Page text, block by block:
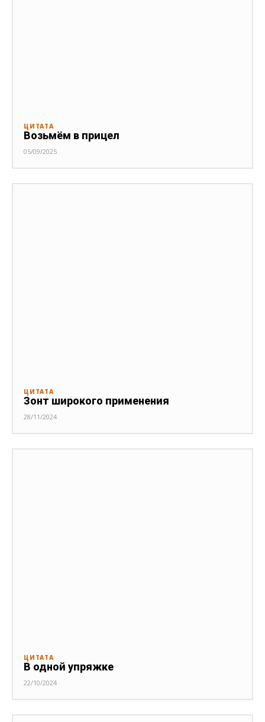
ЦИТАТА
Возьмём в прицел
05/09/2025
ЦИТАТА
Зонт широкого применения
28/11/2024
ЦИТАТА
В одной упряжке
22/10/2024